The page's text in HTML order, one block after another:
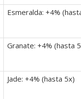
Esmeralda: +4%
Granate: +4% (hasta
Jade: +4% (hasta 5x)